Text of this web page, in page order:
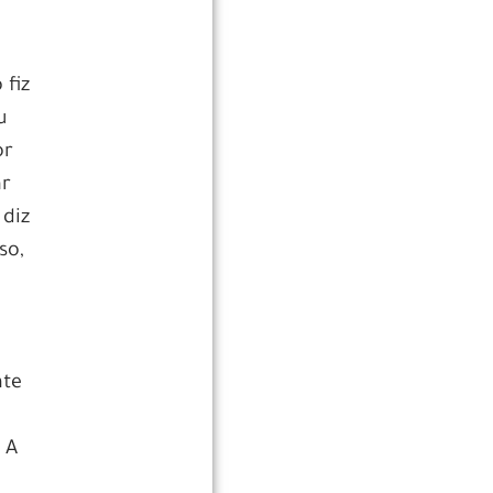
fiz
A